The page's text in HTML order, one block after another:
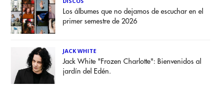
Los álbumes que no dejamos de escuchar en el
primer semestre de 2026
JACK WHITE
Jack White "Frozen Charlotte": Bienvenidos al
jardín del Edén.